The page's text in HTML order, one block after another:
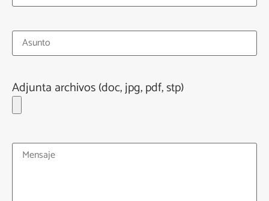
Adjunta archivos (doc, jpg, pdf, stp)